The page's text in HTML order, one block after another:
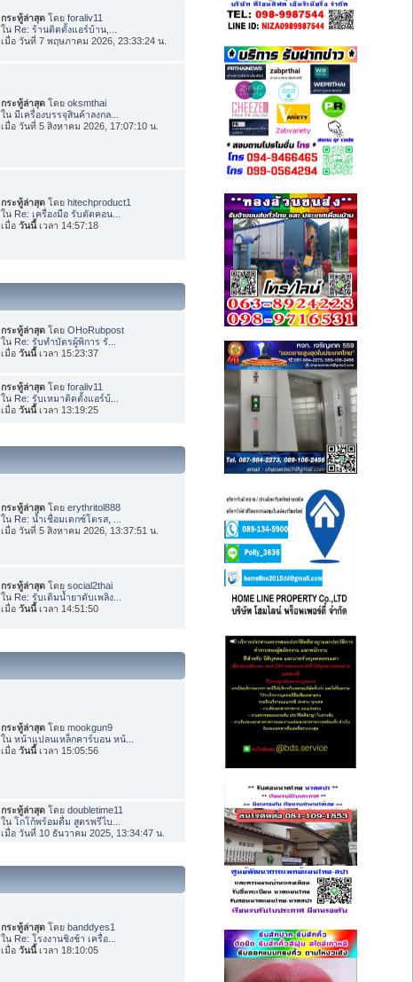
กระทู้ล่าสุด โดยforaliv11
ใน Re: ร้านติดตั้งแอร์บ้าน,...
เมื่อ วันที่ 7 พฤษภาคม 2026, 23:33:24 น.
กระทู้ล่าสุด โดยoksmthai
ในมีเครื่องบรรจุสินค้าลงกล...
เมื่อ วันที่ 5 สิงหาคม 2026, 17:07:10 น.
กระทู้ล่าสุด โดยhitechproduct1
ใน Re: เครื่องมือ รับตัดคอน...
เมื่อวันนี้เวลา 14:57:18
กระทู้ล่าสุด โดยOHoRubpost
ใน Re: รับทำบัตรผู้พิการ รั...
เมื่อวันนี้เวลา 15:23:37
กระทู้ล่าสุด โดยforaliv11
ใน Re: รับเหมาติดตั้งแอร์บ้...
เมื่อวันนี้เวลา 13:19:25
กระทู้ล่าสุด โดยerythritol888
ใน Re: น้ำเชื่อมเดกซ์โตรส, ...
เมื่อ วันที่ 5 สิงหาคม 2026, 13:37:51 น.
กระทู้ล่าสุด โดยsocial2thai
ใน Re: รับเติมน้ำยาดับเพลิง...
เมื่อวันนี้เวลา 14:51:50
กระทู้ล่าสุด โดยmookgun9
ในหน้าแปลนเหล็กคาร์บอน หน้...
เมื่อวันนี้เวลา 15:05:56
กระทู้ล่าสุด โดยdoubletime11
ในโกโก้พร้อมดื่ม สูตรพรีไบ...
เมื่อ วันที่ 10 ธันวาคม 2025, 13:34:47 น.
กระทู้ล่าสุด โดยbanddyes1
ใน Re: โรงงานชิงช้า เครื่อ...
เมื่อวันนี้เวลา 18:10:05